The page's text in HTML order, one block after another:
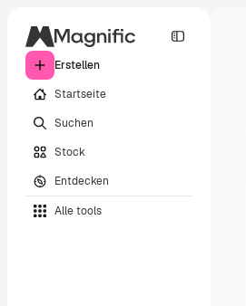
Erstellen
Startseite
Suchen
Stock
Entdecken
Alle tools